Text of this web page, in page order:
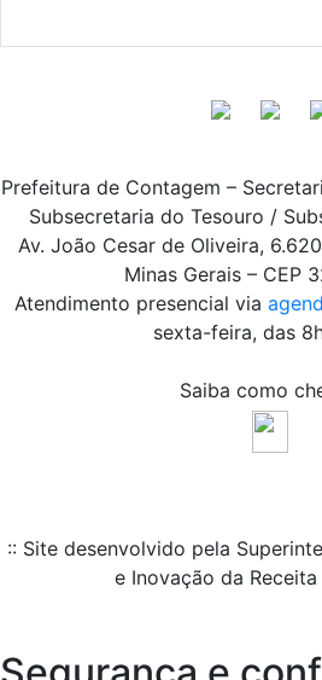
Prefeitura de Contagem –
Subsecretaria do Tesouro /
Av. João Cesar de Oliveira,
Minas Gerais – CEP
Atendimento presencial via
sexta-feira, das
Saiba como
:: Site desenvolvido pela
e Inovação da